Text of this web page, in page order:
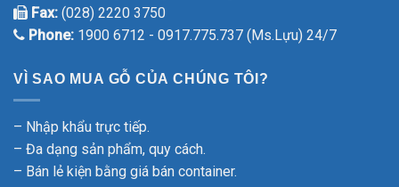
Fax: (028) 2220 3750
Phone: 1900 6712 - 0917.775.737 (Ms.Lựu) 24/7
VÌ SAO MUA GỖ CỦA CHÚNG TÔI?
– Nhập khẩu trực tiếp.
– Đa dạng sản phẩm, quy cách.
– Bán lẻ kiện bằng giá bán container.